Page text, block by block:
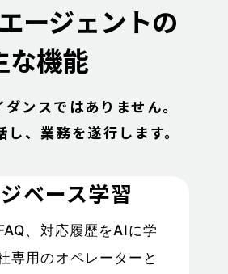
ージェントの
な機能
ンスではありません。
、業務を遂行します。
ベース学習
、対応履歴をAIに学
専用のオペレーターと